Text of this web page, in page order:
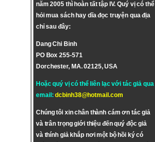
năm 2005 thì hoàn tất tập IV. Quý vị có thể
hỏi mua sách hay dĩa đọc truyện qua địa
chỉ sau đây:
Dang Chi Binh
PO Box 255-571
Dorchester, MA. 02125, USA
Hoặc quý vị có thể liên lạc với tác giả qua
email:dcbinh38@hotmail.com
Chúng tôi xin chân thành cám ơn tác giả
và trân trọng giới thiệu đến quý độc giả
và thính giả khắp nơi một bộ hồi ký có